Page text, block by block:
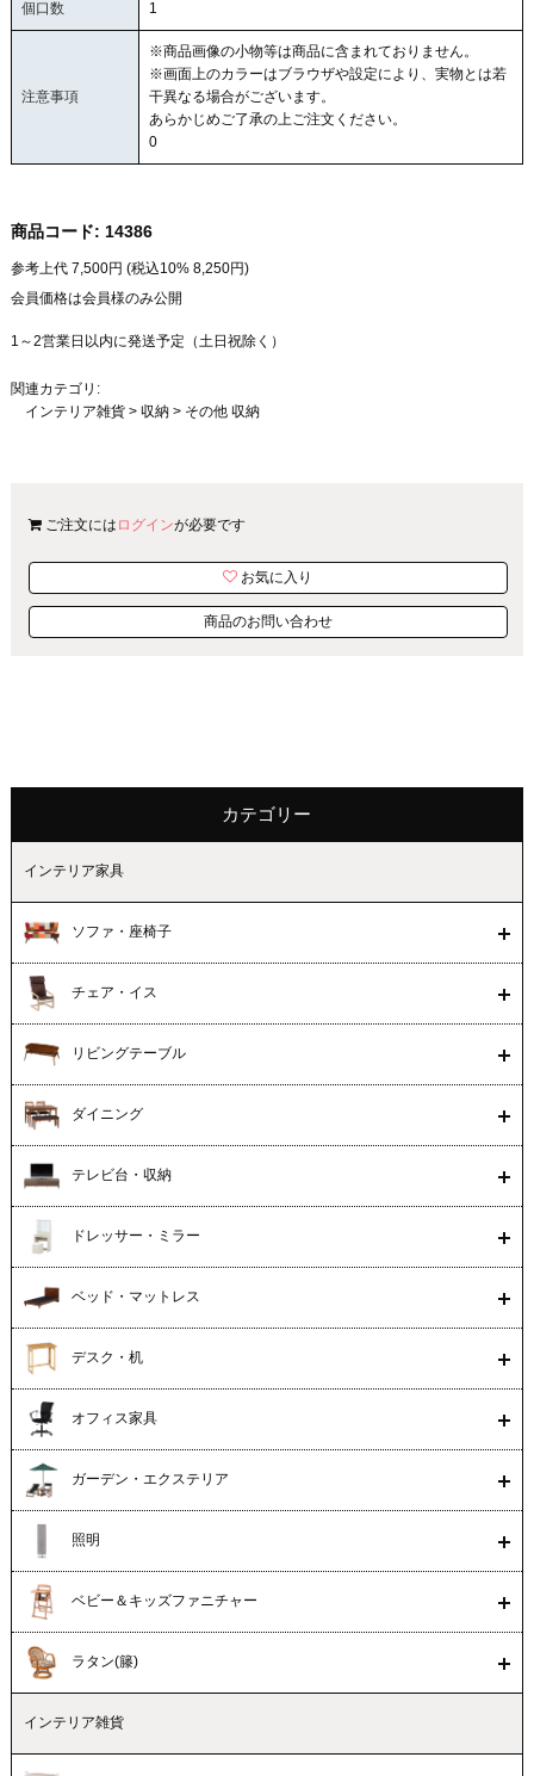
個口数 1
注意事項
※商品画像の小物等は商品に含まれておりません。
※画面上のカラーはブラウザや設定により、実物とは若
干異なる場合がございます。
あらかじめご了承の上ご注文ください。
0
商品コード: 14386
参考上代 7,500円 (税込10% 8,250円)
会員価格は会員様のみ公開
1～2営業日以内に発送予定（土日祝除く）
関連カテゴリ:
インテリア雑貨> 収納> その他 収納
ご注文には ログインが必要です
お気に入り
商品のお問い合わせ
カテゴリー
インテリア家具
ソファ・座椅子
チェア・イス
リビングテーブル
ダイニング
テレビ台・収納
ドレッサー・ミラー
ベッド・マットレス
デスク・机
オフィス家具
ガーデン・エクステリア
照明
ベビー＆キッズファニチャー
ラタン(籐)
インテリア雑貨